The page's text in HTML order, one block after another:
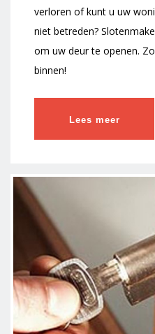
verloren of kunt u uw
niet betreden?
om uw deur te openen.
binnen!
Lees meer